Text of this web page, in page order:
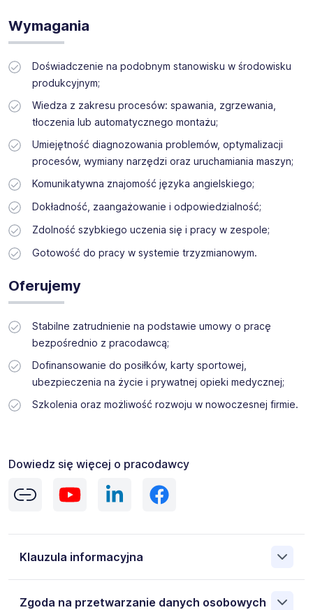
Wymagania
Doświadczenie na podobnym stanowisku w środowisku
produkcyjnym;
Wiedza z zakresu procesów: spawania, zgrzewania,
tłoczenia lub automatycznego montażu;
Umiejętność diagnozowania problemów, optymalizacji
procesów, wymiany narzędzi oraz uruchamiania maszyn;
Komunikatywna znajomość języka angielskiego;
Dokładność, zaangażowanie i odpowiedzialność;
Zdolność szybkiego uczenia się i pracy w zespole;
Gotowość do pracy w systemie trzyzmianowym.
Oferujemy
Stabilne zatrudnienie na podstawie umowy o pracę
bezpośrednio z pracodawcą;
Dofinansowanie do posiłków, karty sportowej,
ubezpieczenia na życie i prywatnej opieki medycznej;
Szkolenia oraz możliwość rozwoju w nowoczesnej firmie.
Dowiedz się więcej o pracodawcy
Klauzula informacyjna
833 Warszawa ul. SIENNA 75, NIP: 8971655469. Moje
Zgoda na przetwarzanie danych osobowych